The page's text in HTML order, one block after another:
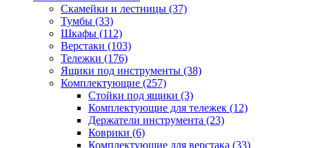
Скамейки и лестницы (37)
Тумбы (33)
Шкафы (112)
Верстаки (103)
Тележки (176)
Ящики под инструменты (38)
Комплектующие (257)
Стойки под ящики (3)
Комплектующие для тележек (12)
Держатели инструмента (23)
Коврики (6)
Комплектующие для верстака (33)